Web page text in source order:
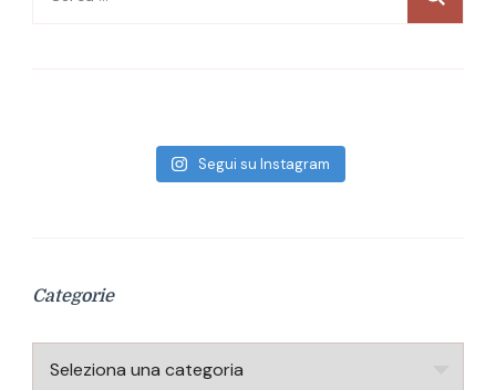
Segui su Instagram
Categorie
Categorie